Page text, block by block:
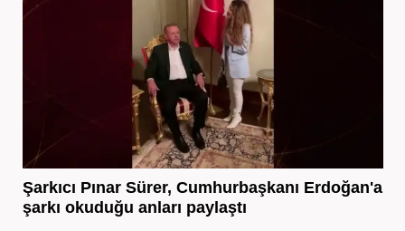
Şarkıcı Pınar Sürer, Cumhurbaşkanı Erdoğan'a
şarkı okuduğu anları paylaştı